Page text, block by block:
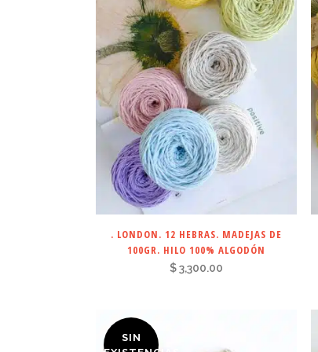
. LONDON. 12 HEBRAS. MADEJAS DE
100GR. HILO 100% ALGODÓN
$3,300.00
SIN